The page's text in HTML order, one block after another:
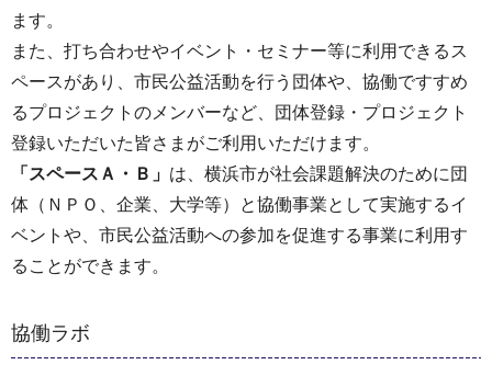
ます。
また、打ち合わせやイベント・セミナー等に利用できるス
ペースがあり、市民公益活動を行う団体や、協働ですすめ
るプロジェクトのメンバーなど、団体登録・プロジェクト
登録いただいた皆さまがご利用いただけます。
「スペースＡ・Ｂ」 は、横浜市が社会課題解決のために団
体（ＮＰＯ、企業、大学等）と協働事業として実施するイ
ベントや、市民公益活動への参加を促進する事業に利用す
ることができます。
協働ラボ